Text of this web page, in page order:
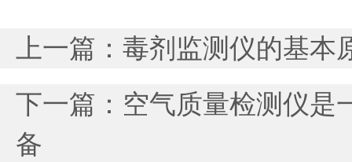
上一篇： 毒剂监测仪的基本
下一篇： 空气质量检测仪是
备